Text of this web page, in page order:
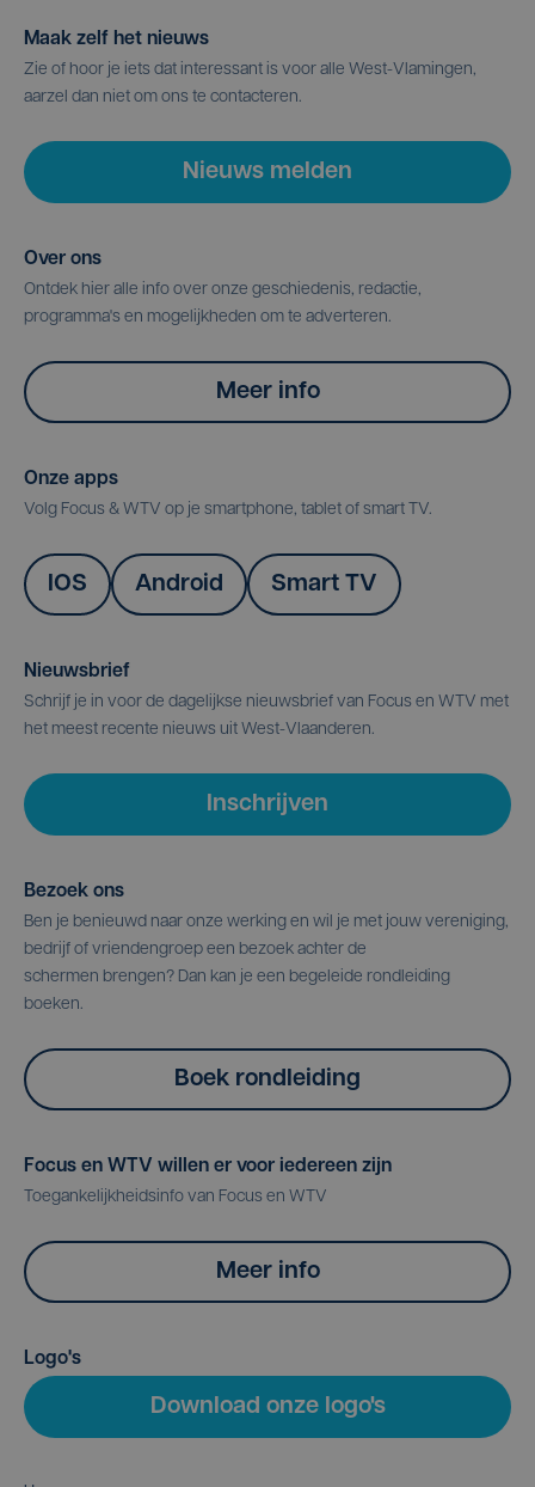
Maak zelf het nieuws
Zie of hoor je iets dat interessant is voor alle West-Vlamingen,
aarzel dan niet om ons te contacteren.
Nieuws melden
Over ons
Ontdek hier alle info over onze geschiedenis, redactie,
programma's en mogelijkheden om te adverteren.
Meer info
Onze apps
Volg Focus & WTV op je smartphone, tablet of smart TV.
IOS Android Smart TV
Nieuwsbrief
Schrijf je in voor de dagelijkse nieuwsbrief van Focus en WTV met
het meest recente nieuws uit West-Vlaanderen.
Inschrijven
Bezoek ons
Ben je benieuwd naar onze werking en wil je met jouw vereniging,
bedrijf of vriendengroep een bezoek achter de
schermen brengen? Dan kan je een begeleide rondleiding
boeken.
Boek rondleiding
Focus en WTV willen er voor iedereen zijn
Toegankelijkheidsinfo van Focus en WTV
Meer info
Logo's
Download onze logo's